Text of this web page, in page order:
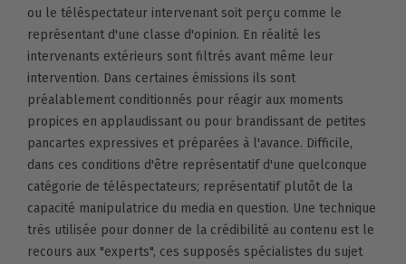
ou le téléspectateur intervenant soit perçu comme le
représentant d'une classe d'opinion. En réalité les
intervenants extérieurs sont filtrés avant même leur
intervention. Dans certaines émissions ils sont
préalablement conditionnés pour réagir aux moments
propices en applaudissant ou pour brandissant de petites
pancartes expressives et préparées à l'avance. Difficile,
dans ces conditions d'être représentatif d'une quelconque
catégorie de téléspectateurs; représentatif plutôt de la
capacité manipulatrice du media en question. Une technique
très utilisée pour donner de la crédibilité au contenu est le
recours aux "experts", ces supposés spécialistes du sujet